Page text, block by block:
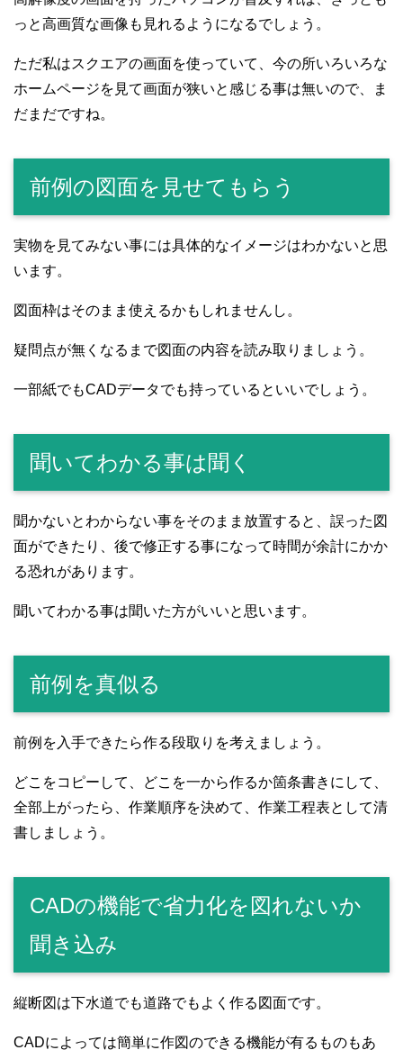
っと高画質な画像も見れるようになるでしょう。
ただ私はスクエアの画面を使っていて、今の所いろいろな
ホームページを見て画面が狭いと感じる事は無いので、ま
だまだですね。
前例の図面を見せてもらう
実物を見てみない事には具体的なイメージはわかないと思
います。
図面枠はそのまま使えるかもしれませんし。
疑問点が無くなるまで図面の内容を読み取りましょう。
一部紙でもCADデータでも持っているといいでしょう。
聞いてわかる事は聞く
聞かないとわからない事をそのまま放置すると、誤った図
面ができたり、後で修正する事になって時間が余計にかか
る恐れがあります。
聞いてわかる事は聞いた方がいいと思います。
前例を真似る
前例を入手できたら作る段取りを考えましょう。
どこをコピーして、どこを一から作るか箇条書きにして、
全部上がったら、作業順序を決めて、作業工程表として清
書しましょう。
CADの機能で省力化を図れないか
聞き込み
縦断図は下水道でも道路でもよく作る図面です。
CADによっては簡単に作図のできる機能が有るものもあ